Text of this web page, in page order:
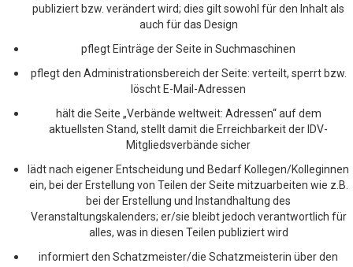
publiziert bzw. verändert wird; dies gilt sowohl für den Inhalt als
auch für das Design
pflegt Einträge der Seite in Suchmaschinen
pflegt den Administrationsbereich der Seite: verteilt, sperrt bzw.
löscht E-Mail-Adressen
hält die Seite „Verbände weltweit: Adressen“ auf dem
aktuellsten Stand, stellt damit die Erreichbarkeit der IDV-
Mitgliedsverbände sicher
lädt nach eigener Entscheidung und Bedarf Kollegen/Kolleginnen
ein, bei der Erstellung von Teilen der Seite mitzuarbeiten wie z.B.
bei der Erstellung und Instandhaltung des
Veranstaltungskalenders; er/sie bleibt jedoch verantwortlich für
alles, was in diesen Teilen publiziert wird
informiert den Schatzmeister/die Schatzmeisterin über den